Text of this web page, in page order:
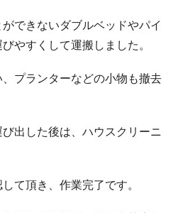
できないダブルベッドやパイ
やすくして運搬しました。
プランターなどの小物も撤去
出した後は、ハウスクリーニ
て頂き、作業完了です。